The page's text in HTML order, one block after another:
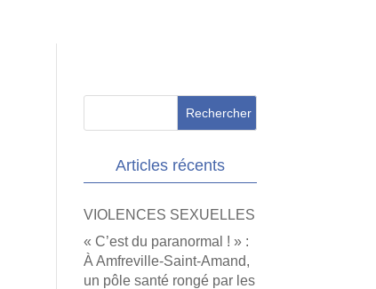
Articles récents
VIOLENCES SEXUELLES
« C’est du paranormal ! » :
À Amfreville-Saint-Amand,
un pôle santé rongé par les